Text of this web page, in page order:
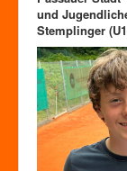
und
Stemplinger